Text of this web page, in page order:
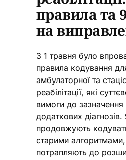
правила та
на
З 1 травня було
правила кодування
амбулаторної та
реабілітації, які
вимоги до зазначення
додаткових
продовжують
старими
потрапляють до